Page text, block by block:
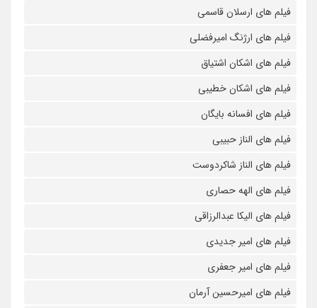
فیلم های ارسلان قاسمی
فیلم های ارژنگ امیرفضلی
فیلم های اشکان اشتیاق
فیلم های اشکان خطیبی
فیلم های افسانه بایگان
فیلم های الناز حبیبی
فیلم های الناز شاکردوست
فیلم های الهه حصاری
فیلم های الیکا عبدالرزاقی
فیلم های امیر جدیدی
فیلم های امیر جعفری
فیلم های امیرحسین آرمان